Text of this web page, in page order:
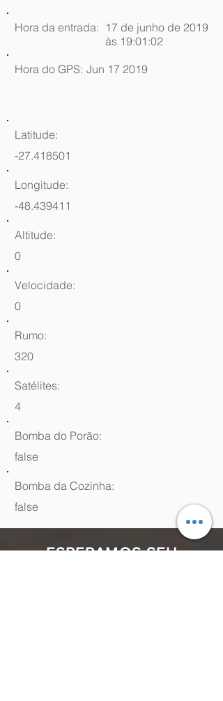
Hora da entrada: 17 de junho de 2019
às 19:01:02
Hora do GPS: Jun 17 2019
Latitude:
-27.418501
Longitude:
-48.439411
Altitude:
0
Velocidade:
0
Rumo:
320
Satélites:
4
Bomba do Porão:
false
Bomba da Cozinha:
false
ESPERAMOS SEU